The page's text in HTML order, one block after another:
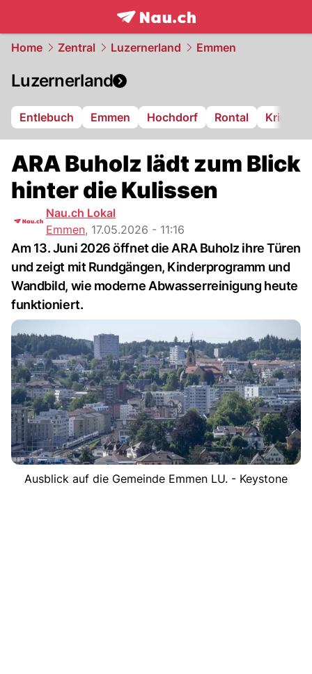
frontpage.NAU.ch
Home Zentral Luzernerland Emmen
Luzernerland
Entlebuch Emmen Hochdorf Rontal Kriens
ARA Buholz lädt zum Blick
hinter die Kulissen
Nau.ch Lokal
Emmen, 17.05.2026 - 11:16
Am 13. Juni 2026 öffnet die ARA Buholz ihre Türen
und zeigt mit Rundgängen, Kinderprogramm und
Wandbild, wie moderne Abwasserreinigung heute
funktioniert.
Ausblick auf die Gemeinde Emmen LU. - Keystone